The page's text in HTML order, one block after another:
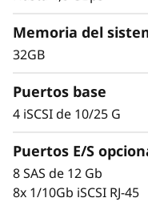
H
2
U
2
4
Memoria del
32GB
Puertos base
4 iSCSI de 10/25 G
Puertos E/S
8 SAS de 12 Gb
8x 1/10Gb iSCSI RJ-45